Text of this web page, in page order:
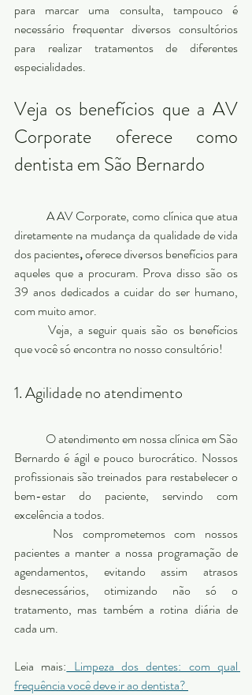
para marcar uma consulta, tampouco é
necessário frequentar diversos consultórios
para realizar tratamentos de diferentes
especialidades.
Veja os benefícios que a AV
Corporate oferece como
dentista em São Bernardo
diretamente na mudança da qualidade de vida
dos pacientes, oferece diversos benefícios para
aqueles que a procuram. Prova disso são os
39 anos dedicados a cuidar do ser humano,
com muito amor.
	Veja, a seguir quais são os benefícios
que você só encontra no nosso consultório!
1. Agilidade no atendimento
Bernardo é ágil e pouco burocrático. Nossos
profissionais são treinados para restabelecer o
bem-estar do paciente, servindo com
excelência a todos.
pacientes a manter a nossa programação de
agendamentos, evitando assim atrasos
desnecessários, otimizando não só o
tratamento, mas também a rotina diária de
cada um.
Leia mais: Limpeza dos dentes: com qual
frequência você deve ir ao dentista?